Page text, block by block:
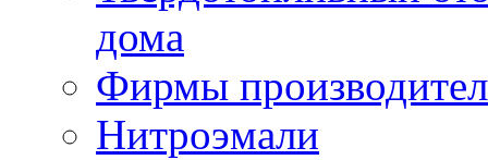
дома
Фирмы
Нитроэмали